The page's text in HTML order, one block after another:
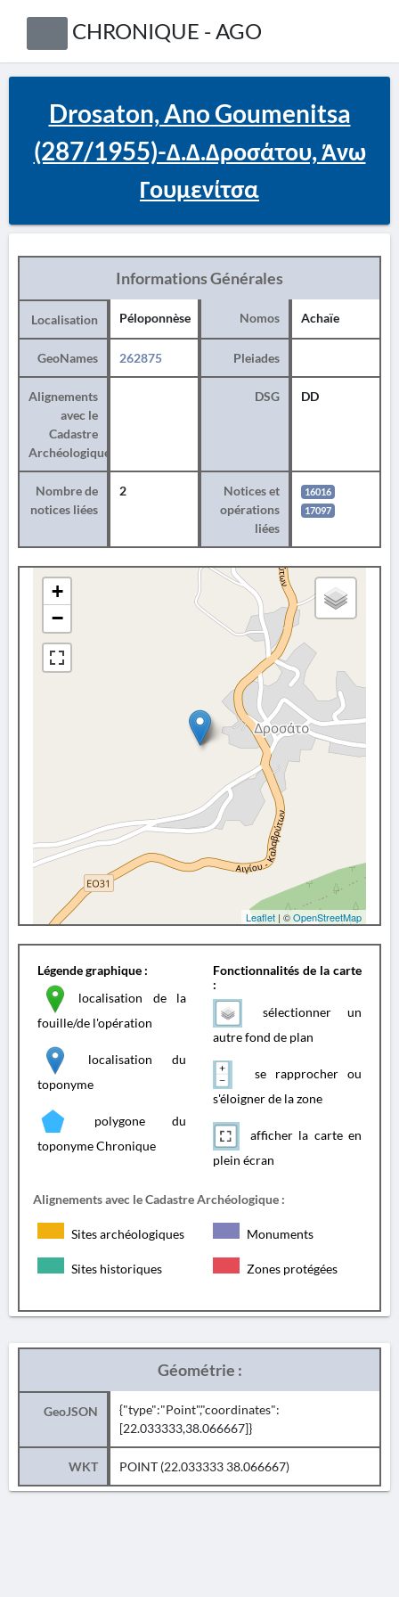
CHRONIQUE - AGO
Drosaton, Ano Goumenitsa
(287/1955)-Δ.Δ.Δροσάτου, Άνω
Γουμενίτσα
Informations Générales
Localisation Péloponnèse Nomos Achaïe
GeoNames 262875 Pleiades
Alignements
avec le
Cadastre
Archéologique
DSG DD
Nombre de
notices liées
2
Notices et
opérations
liées
16016
17097
+
−
Leaflet | ©OpenStreetMap
Légende graphique :
localisation de la
fouille/de l'opération
localisation du
toponyme
polygone du
toponyme Chronique
Fonctionnalités de la carte
:
sélectionner un
autre fond de plan
se rapprocher ou
s'éloigner de la zone
afficher la carte en
plein écran
Alignements avec le Cadastre Archéologique :
Sites archéologiques Monuments
Sites historiques Zones protégées
Géométrie :
GeoJSON
{"type":"Point","coordinates":
[22.033333,38.066667]}
WKT POINT (22.033333 38.066667)